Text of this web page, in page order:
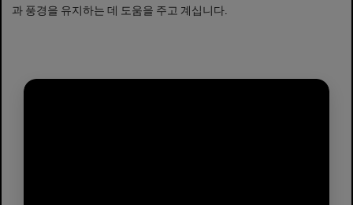
과 풍경을 유지하는 데 도움을 주고 계십니다.